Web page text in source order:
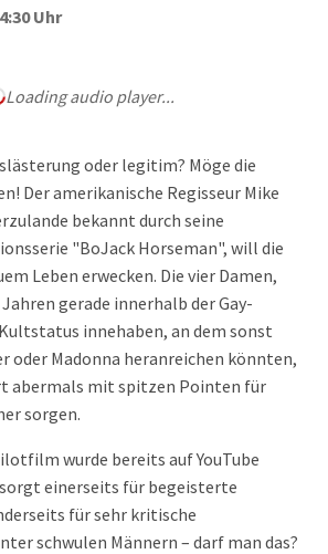
Uhr
Loading audio player...
oder legitim? Möge die
Der amerikanische Regisseur Mike
bekannt durch seine
"BoJack Horseman", will die
Leben erwecken. Die vier Damen,
gerade innerhalb der Gay-
innehaben, an dem sonst
oder Madonna heranreichen könnten,
abermals mit spitzen Pointen für
sorgen.
wurde bereits auf YouTube
einerseits für begeisterte
für sehr kritische
schwulen Männern – darf man das?